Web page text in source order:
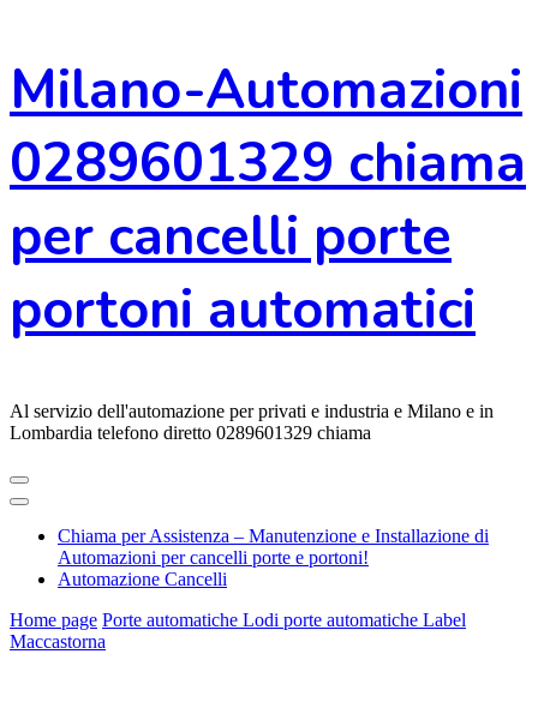
al
contenuto
Milano-Automazioni
0289601329 chiama
per cancelli porte
portoni automatici
Al servizio dell'automazione per privati e industria e Milano e in
Lombardia telefono diretto 0289601329 chiama
Chiama per Assistenza – Manutenzione e Installazione di
Automazioni per cancelli porte e portoni!
Automazione Cancelli
Home page Porte automatiche Lodi porte automatiche Label
Maccastorna